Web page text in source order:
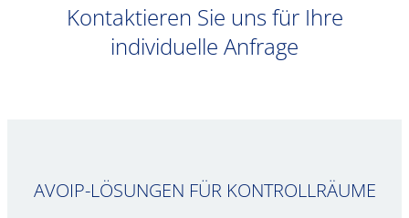
Kontaktieren Sie uns für Ihre
individuelle Anfrage
AVOIP-LÖSUNGEN FÜR KONTROLLRÄUME